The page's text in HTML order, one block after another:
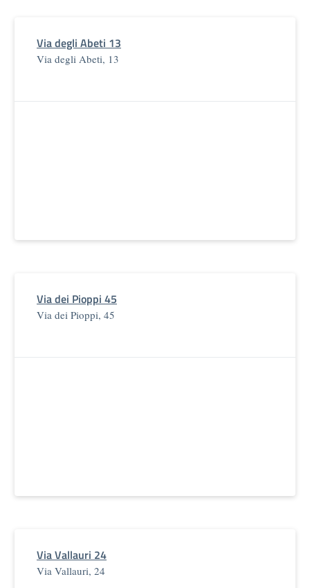
Via degli Abeti 13
Via degli Abeti, 13
Via dei Pioppi 45
Via dei Pioppi, 45
Via Vallauri 24
Via Vallauri, 24